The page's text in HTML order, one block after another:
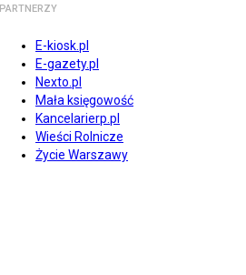
PARTNERZY
E-kiosk.pl
E-gazety.pl
Nexto.pl
Mała księgowość
Kancelarierp.pl
Wieści Rolnicze
Życie Warszawy